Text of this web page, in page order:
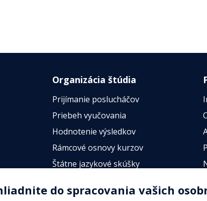
Organizácia štúdia
Prijímanie poslucháčov
Priebeh vyučovania
Hodnotenie výsledkov
Rámcové osnovy kurzov
Štátne jazykové skúšky
do spracovania vašich